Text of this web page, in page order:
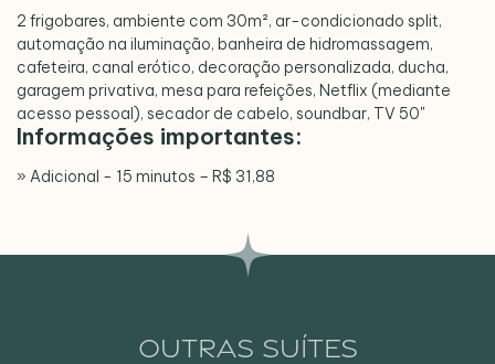
2 frigobares, ambiente com 30m², ar-condicionado split,
automação na iluminação, banheira de hidromassagem,
cafeteira, canal erótico, decoração personalizada, ducha,
garagem privativa, mesa para refeições, Netflix (mediante
acesso pessoal), secador de cabelo, soundbar, TV 50"
Informações importantes:
» Adicional - 15 minutos – R$ 31,88
OUTRAS SUÍTES